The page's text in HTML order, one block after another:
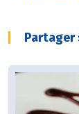
Partager